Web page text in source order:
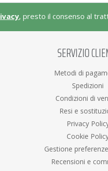
, presto il consenso al
SERVIZIO
Metodi di
Spedizioni
Condizioni di
Resi e
Privacy
Cookie
Gestione
Recensioni e